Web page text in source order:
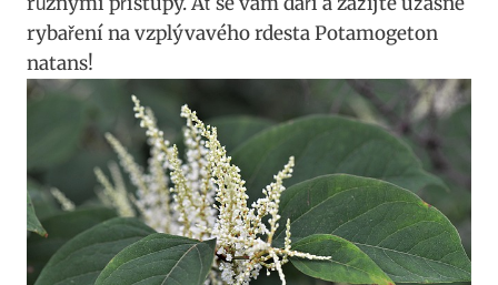
rybaření na vzplývavého rdesta Potamogeton⁢
natans!